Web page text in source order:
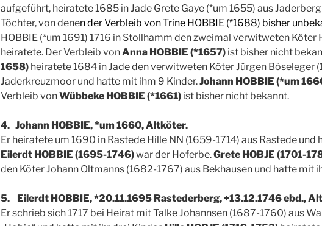
aufgeführt, heiratete 1685 in Jade Grete Gaye (*um 1655) aus
Töchter, von denen der Verbleib von Trine HOBBIE (*1688) bisher
HOBBIE (*um 1691) 1716 in Stollhamm den zweimal verwitweten Köter
heiratete. Der Verbleib vonAnna HOBBIE (*1657) ist bisher nicht
1658) heiratete 1684 in Jade den verwitweten Köter Jürgen Böseleger
Jaderkreuzmoor und hatte mit ihm 9 Kinder.Johann HOBBIE (*um
Verbleib vonWübbeke HOBBIE (*1661) ist bisher nicht bekannt.
4. Johann HOBBIE, *um 1660, Altköter.
Er heiratete um 1690 in Rastede Hille NN (1659-1714) aus Rastede und
Eilerdt HOBBIE (1695-1746)war der Hoferbe.Grete HOBJE (1701-
den Köter Johann Oltmanns (1682-1767) aus Bekhausen und hatte mit
5. Eilerdt HOBBIE, *20.11.1695 Rastederberg, +13.12.1746 ebd.,
Er schrieb sich 1717 bei Heirat mit Talke Johannsen (1687-1760) aus